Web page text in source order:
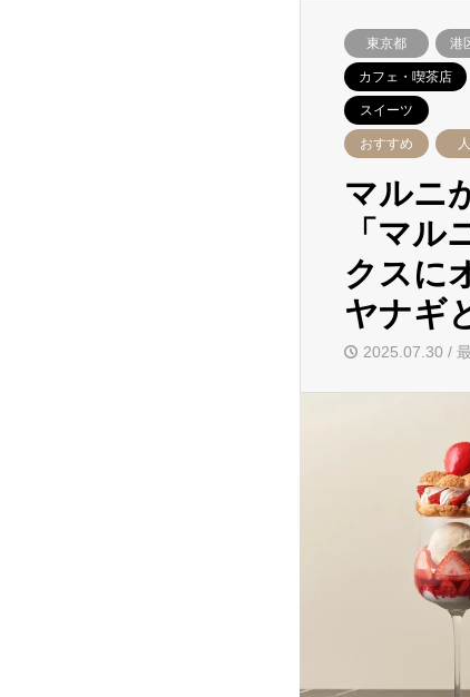
東京都 港
カフェ・喫茶店
スイーツ
おすすめ
マルニ
「マル
クスに
ヤナギ
2025.07.30 /